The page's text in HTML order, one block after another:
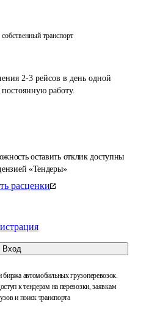
оставить отклик доступны
«Тендеры»
расценки
Вход
автомобильных грузоперевозок.
к тендерам на перевозки, заявкам
и поиск транспорта
собственный транспорт
2-3 рейсов в день одной
работу.